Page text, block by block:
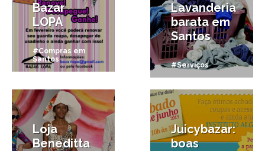
Bazar
LOPA
#Compras em
Santos
Lavanderia
barata em
Santos
#Serviços
Loja
Beneditta
16/05/2013
Juicybazar:
boas